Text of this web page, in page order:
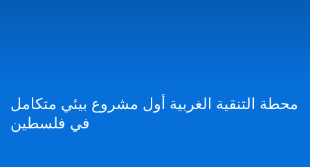
محطة التنقية الغربية أول مشروع بيئي متكامل
في فلسطين